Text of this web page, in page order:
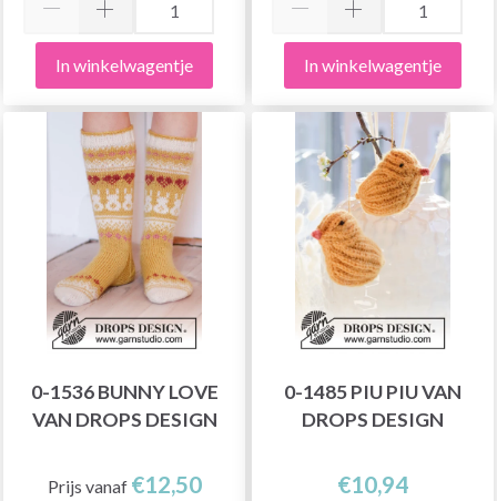
In winkelwagentje In winkelwagentje
0-1536 BUNNY LOVE
VAN DROPS DESIGN
Prijs vanaf €12,50
0-1485 PIU PIU VAN
DROPS DESIGN
€10,94